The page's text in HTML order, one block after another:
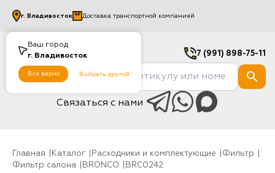
Ваш город
г. Владивосток
Все верно Выбрать другой
г. Владивосток Доставка транспортной компанией
7 (991) 898-75-11
Связаться с нами
Главная Каталог Расходники и комплектующие
фильтр
Фильтр салона
BRONCO BRC0242